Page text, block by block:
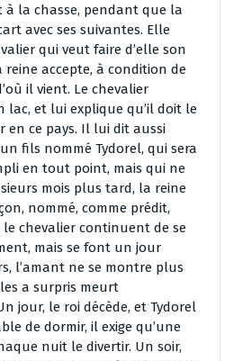
à la chasse, pendant que la
avec ses suivantes. Elle
qui veut faire d’elle son
reine accepte, à condition de
il vient. Le chevalier
lac, et lui explique qu’il doit le
en ce pays. Il lui dit aussi
fils nommé Tydorel, qui sera
en tout point, mais qui ne
mois plus tard, la reine
nommé, comme prédit,
le chevalier continuent de se
mais se font un jour
l’amant ne se montre plus
a surpris meurt
jour, le roi décède, et Tydorel
de dormir, il exige qu’une
nuit le divertir. Un soir,